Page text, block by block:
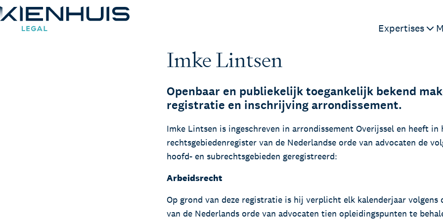
Expertises
Aanbesteding
Arbeid en
Masterclasses en Events
German desk
Legal business met
International desk
Kienhuis Legal
Registratie rechtsgebieden
Imke Lintsen
Openbaar en publiekelijk toegankelijk bekend
registratie en inschrijving arrondissement.
Imke Lintsen is ingeschreven in arrondissement Overijssel en heeft in
rechtsgebiedenregister van de Nederlandse orde van advocaten de
hoofd- en subrechtsgebieden geregistreerd:
Arbeidsrecht
Op grond van deze registratie is hij verplicht elk kalenderjaar volgens
van de Nederlands orde van advocaten tien opleidingspunten te